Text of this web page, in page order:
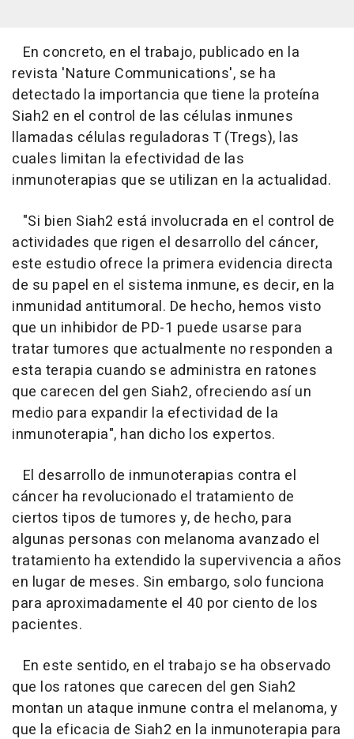
En concreto, en el trabajo, publicado en la
revista 'Nature Communications', se ha
detectado la importancia que tiene la proteína
Siah2 en el control de las células inmunes
llamadas células reguladoras T (Tregs), las
cuales limitan la efectividad de las
inmunoterapias que se utilizan en la actualidad.
"Si bien Siah2 está involucrada en el control de
actividades que rigen el desarrollo del cáncer,
este estudio ofrece la primera evidencia directa
de su papel en el sistema inmune, es decir, en la
inmunidad antitumoral. De hecho, hemos visto
que un inhibidor de PD-1 puede usarse para
tratar tumores que actualmente no responden a
esta terapia cuando se administra en ratones
que carecen del gen Siah2, ofreciendo así un
medio para expandir la efectividad de la
inmunoterapia", han dicho los expertos.
El desarrollo de inmunoterapias contra el
cáncer ha revolucionado el tratamiento de
ciertos tipos de tumores y, de hecho, para
algunas personas con melanoma avanzado el
tratamiento ha extendido la supervivencia a años
en lugar de meses. Sin embargo, solo funciona
para aproximadamente el 40 por ciento de los
pacientes.
En este sentido, en el trabajo se ha observado
que los ratones que carecen del gen Siah2
montan un ataque inmune contra el melanoma, y
que la eficacia de Siah2 en la inmunoterapia para